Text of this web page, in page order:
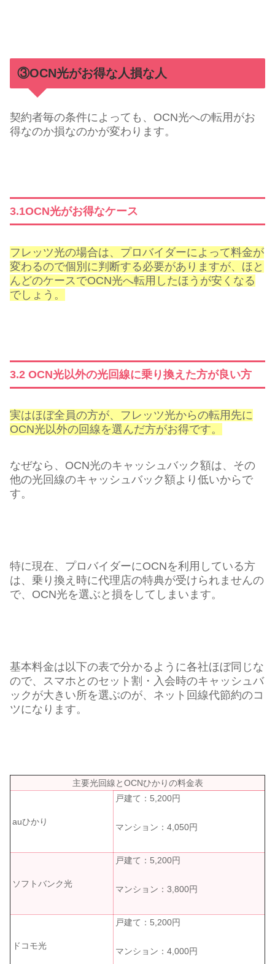
③OCN光がお得な人損な人
契約者毎の条件によっても、OCN光への転用がお
得なのか損なのかが変わります。
3.1OCN光がお得なケース
フレッツ光の場合は、プロバイダーによって料金が
変わるので個別に判断する必要がありますが、ほと
んどのケースでOCN光へ転用したほうが安くなる
でしょう。
3.2 OCN光以外の光回線に乗り換えた方が良い方
実はほぼ全員の方が、フレッツ光からの転用先に
OCN光以外の回線 を選んだ方がお得です。
なぜなら、OCN光のキャッシュバック額は、その
他の光回線のキャッシュバック額より低いからで
す。
特に現在、プロバイダーにOCNを利用している方
は、乗り換え時に代理店の特典が受けられませんの
で、OCN光を選ぶと損をしてしまいます。
基本料金は以下の表で分かるように各社ほぼ同じな
ので、スマホとのセット割・入会時のキャッシュバ
ックが大きい所を選ぶのが、ネット回線代節約のコ
ツになります。
主要光回線とOCNひかりの料金表
auひかり
戸建て：5,200円
マンション：4,050円
ソフトバンク光
戸建て：5,200円
マンション：3,800円
ドコモ光
戸建て：5,200円
マンション：4,000円